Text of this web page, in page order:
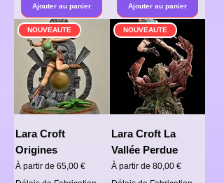
Ajouter au panier Ajouter au panier
NOUVEAUTE
Lara Croft
Origines
À partir de 65,00 €
Prix promotionnel
NOUVEAUTE
Lara Croft La
Vallée Perdue
À partir de 80,00 €
Prix promotionnel